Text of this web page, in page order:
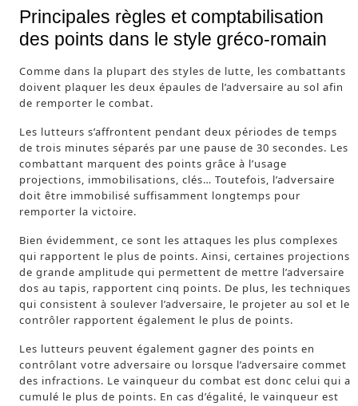
Principales règles et comptabilisation
des points dans le style gréco-romain
Comme dans la plupart des styles de lutte, les combattants
doivent plaquer les deux épaules de l’adversaire au sol afin
de remporter le combat.
Les lutteurs s’affrontent pendant deux périodes de temps
de trois minutes séparés par une pause de 30 secondes. Les
combattant marquent des points grâce à l’usage
projections, immobilisations, clés… Toutefois, l’adversaire
doit être immobilisé suffisamment longtemps pour
remporter la victoire.
Bien évidemment, ce sont les attaques les plus complexes
qui rapportent le plus de points. Ainsi, certaines projections
de grande amplitude qui permettent de mettre l’adversaire
dos au tapis, rapportent cinq points. De plus, les techniques
qui consistent à soulever l’adversaire, le projeter au sol et le
contrôler rapportent également le plus de points.
Les lutteurs peuvent également gagner des points en
contrôlant votre adversaire ou lorsque l’adversaire commet
des infractions. Le vainqueur du combat est donc celui qui a
cumulé le plus de points. En cas d’égalité, le vainqueur est